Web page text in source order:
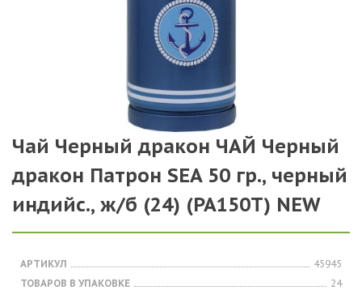
Чай Черный дракон ЧАЙ Черный
дракон Патрон SEA 50 гр., черный
индийс., ж/б (24) (PA150T) NEW
АРТИКУЛ
45945
ТОВАРОВ В УПАКОВКЕ
24